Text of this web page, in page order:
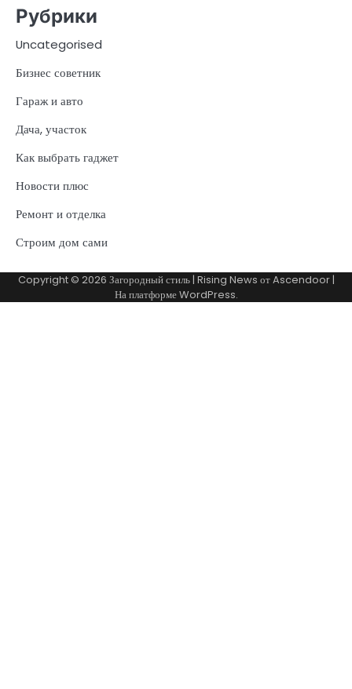
Рубрики
Uncategorised
Бизнес советник
Гараж и авто
Дача, участок
Как выбрать гаджет
Новости плюс
Ремонт и отделка
Строим дом сами
Copyright © 2026 Загородный стиль| Rising News отAscendoor|
На платформеWordPress.